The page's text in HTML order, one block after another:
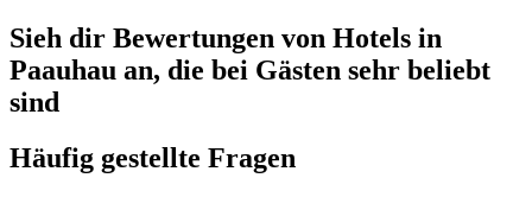
Sieh dir Bewertungen von Hotels in
Paauhau an, die bei Gästen sehr beliebt
sind
Häufig gestellte Fragen